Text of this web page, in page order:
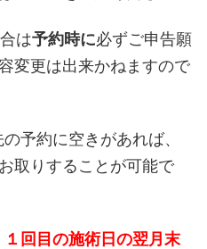
は予約時に必ずご申告願
変更は出来かねますので
予約に空きがあれば、
取りすることが可能で
１回目の施術日の翌月末